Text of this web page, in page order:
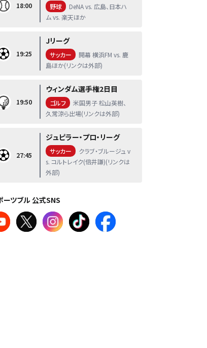
18:00 野球
DeNA vs. 広島、日本ハ
ム vs. 楽天ほか
19:25
Jリーグ
サッカー
開幕 横浜FM vs. 鹿
島ほか(リンクは外部)
19:50
ウィンダム選手権2日目
ゴルフ
米国男子 松山英樹、
久常涼ら出場(リンクは外部)
27:45
ジュピラー・プロ・リーグ
サッカー
クラブ・ブルージュ v
s. コルトレイク(倍井謙)(リンクは
外部)
ーツブル 公式SNS